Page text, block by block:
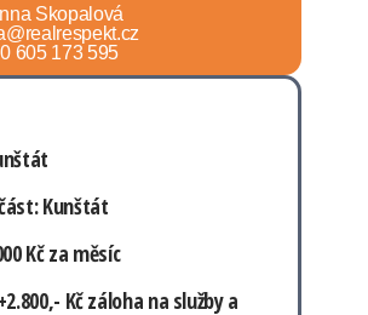
Skopalová
605 173 595
Kunštát
Kč za měsíc
Kč záloha na služby a